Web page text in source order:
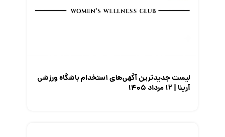
لیست جدیدترین آگهی‌های استخدام باشگاه ورزشی
آرینا | ۱۲ مرداد ۱۴۰۵